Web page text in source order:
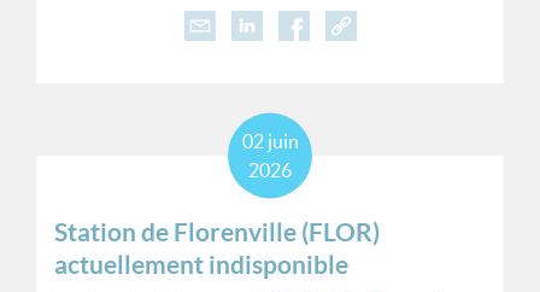
Station de Florenville (FLOR)
actuellement indisponible
02 juin
2026